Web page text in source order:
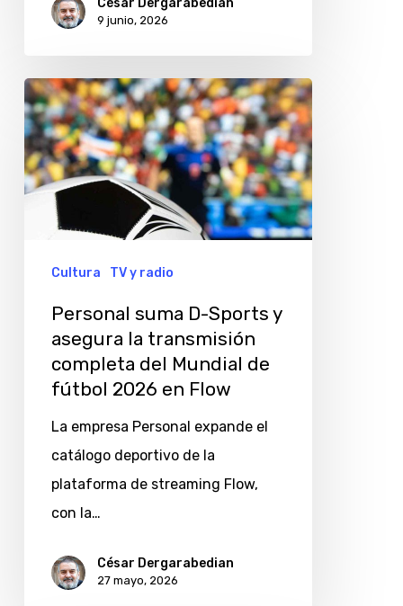
2026
9 junio, 2026
Personal
suma
D-
Sports
asegura
completa
Mundial
fútbol
2026
Flow
Cultura TV y radio
Personal suma D-Sports y
asegura la transmisión
completa del Mundial de
fútbol 2026 en Flow
La empresa Personal expande el
catálogo deportivo de la
plataforma de streaming Flow,
con la…
César Dergarabedian
27 mayo, 2026